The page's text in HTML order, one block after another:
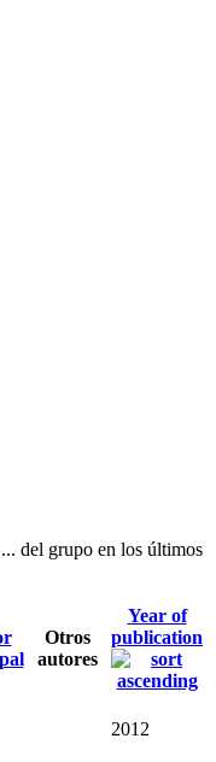
del grupo en los últimos
Otros
autores
Year of
publication
2012